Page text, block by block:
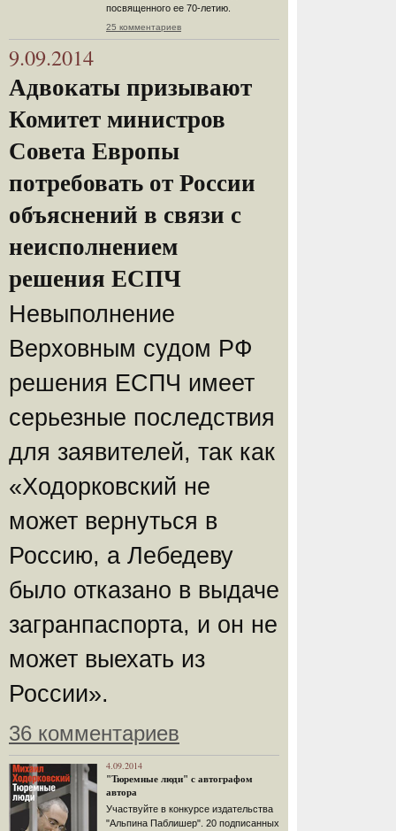
посвященного ее 70-летию.
25 комментариев
9.09.2014
Адвокаты призывают
Комитет министров
Совета Европы
потребовать от России
объяснений в связи с
неисполнением
решения ЕСПЧ
Невыполнение
Верховным судом РФ
решения ЕСПЧ имеет
серьезные последствия
для заявителей, так как
«Ходорковский не
может вернуться в
Россию, а Лебедеву
было отказано в выдаче
загранпаспорта, и он не
может выехать из
России».
36 комментариев
4.09.2014
"Тюремные люди" с автографом
автора
Участвуйте в конкурсе издательства
"Альпина Паблишер". 20 подписанных